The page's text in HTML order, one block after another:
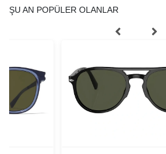
ŞU AN POPÜLER OLANLAR